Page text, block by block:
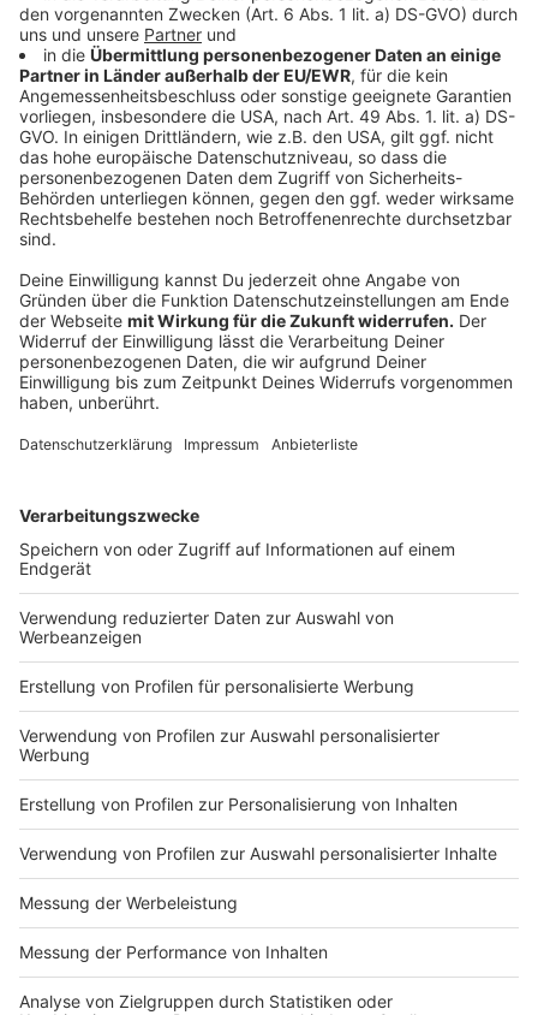
Anzeige
Anzeige
Anzeige
Ganz hoch im Trend ist ja derzeit die Serie "Squid
Game" auf Netflix. Sehr viele Reaktionen haben Bezug
zu dieser Serie. Wer sie gesehen hat, schaut sich mal
diese Tweets an, wer sie nicht gesehen hat, darf
weiterscrollen.
Anzeige
Anzeige
Und zum Schluss noch das, worauf es ankommt. Eine
Facebook, der auch die Zeichen der Zeit erkannt hat
und sich bei all denen entschuldigt, die auf die sozialen
Dienste angewiesen sind (für Werbung oder andere
Marketing-Zwecke beispielsweise).
Anzeige